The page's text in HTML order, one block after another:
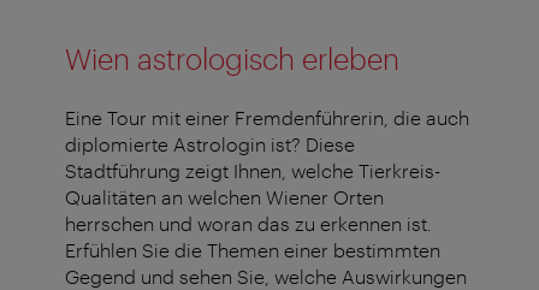
Wien astrologisch erleben
Eine Tour mit einer Fremdenführerin, die auch
diplomierte Astrologin ist? Diese
Stadtführung zeigt Ihnen, welche Tierkreis-
Qualitäten an welchen Wiener Orten
herrschen und woran das zu erkennen ist.
Erfühlen Sie die Themen einer bestimmten
Gegend und sehen Sie, welche Auswirkungen